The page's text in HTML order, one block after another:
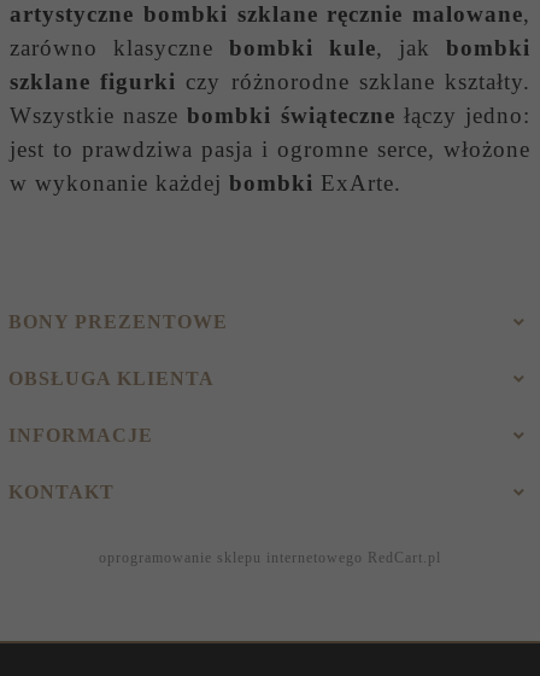
artystyczne bombki szklane ręcznie malowane,
zarówno klasyczne bombki kule, jak bombki
szklane figurki czy różnorodne szklane kształty.
Wszystkie naszebombki świąteczne łączy jedno:
jest to prawdziwa pasja i ogromne serce, włożone
w wykonanie każdej bombki ExArte.
BONY PREZENTOWE
OBSŁUGA KLIENTA
INFORMACJE
KONTAKT
oprogramowanie sklepu internetowego RedCart.pl